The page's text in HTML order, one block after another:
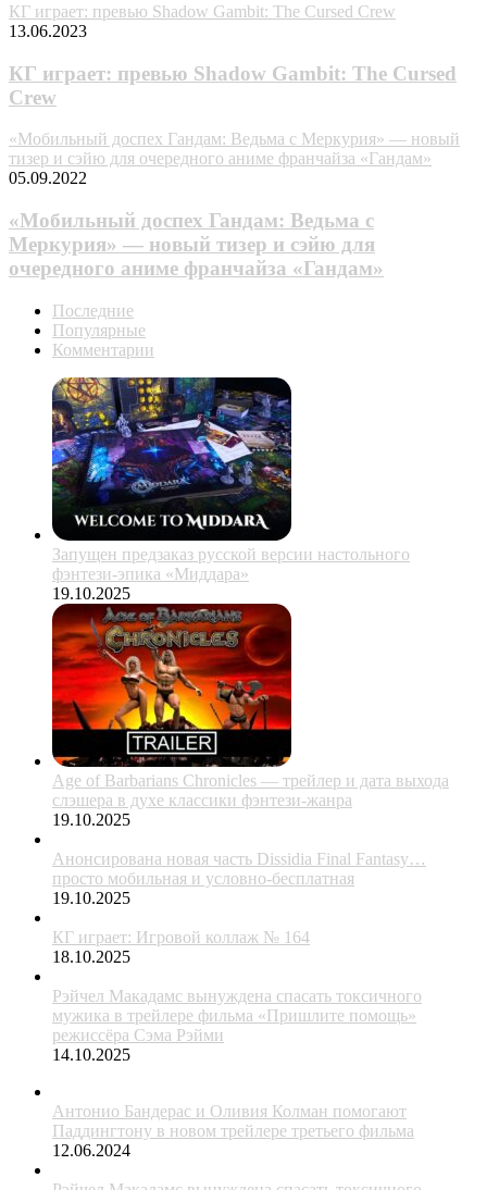
КГ играет: превью Shadow Gambit: The Cursed Crew
13.06.2023
КГ играет: превью Shadow Gambit: The Cursed
Crew
«Мобильный доспех Гандам: Ведьма с Меркурия» — новый
тизер и сэйю для очередного аниме франчайза «Гандам»
05.09.2022
«Мобильный доспех Гандам: Ведьма с
Меркурия» — новый тизер и сэйю для
очередного аниме франчайза «Гандам»
Последние
Популярные
Комментарии
Запущен предзаказ русской версии настольного
фэнтези-эпика «Миддара»
19.10.2025
Age of Barbarians Chronicles — трейлер и дата выхода
слэшера в духе классики фэнтези-жанра
19.10.2025
Анонсирована новая часть Dissidia Final Fantasy…
просто мобильная и условно-бесплатная
19.10.2025
КГ играет: Игровой коллаж № 164
18.10.2025
Рэйчел Макадамс вынуждена спасать токсичного
мужика в трейлере фильма «Пришлите помощь»
режиссёра Сэма Рэйми
14.10.2025
Антонио Бандерас и Оливия Колман помогают
Паддингтону в новом трейлере третьего фильма
12.06.2024